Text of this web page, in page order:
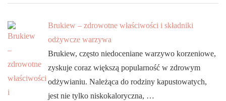
Brukiew – zdrowotne właściwości i składniki
odżywcze warzywa
Brukiew, często niedoceniane warzywo korzeniowe,
zyskuje coraz większą popularność w zdrowym
odżywianiu. Należąca do rodziny kapustowatych,
jest nie tylko niskokaloryczna, …